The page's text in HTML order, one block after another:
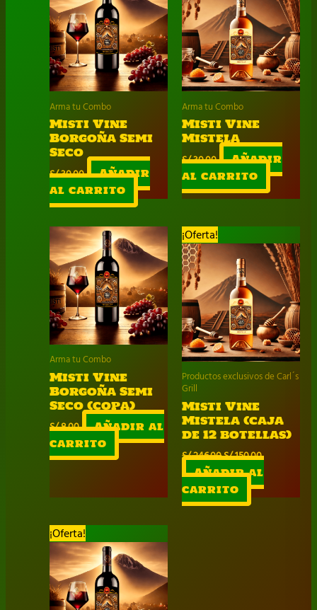
Arma tu Combo
Misti Vine
Borgoña Semi
Seco
S/30.00
Añadir
al carrito
Arma tu Combo
Misti Vine
Mistela
S/30.00
Añadir
al carrito
Arma tu Combo
Misti Vine
Borgoña Semi
Seco (copa)
S/8.00
Añadir al
carrito
¡Oferta!
Productos exclusivos de Carl´s
Grill
Misti Vine
Mistela (caja
de 12 botellas)
S/246.00El
precio
original
era:
S/ 246.00.
S/150.00El
precio
actual
es:
Añadir al
carrito
¡Oferta!